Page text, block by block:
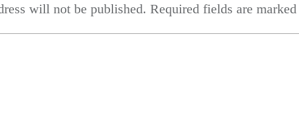
will not be published. Required fields are marked